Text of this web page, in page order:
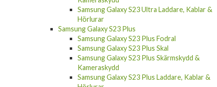
Samsung Galaxy S23 Ultra Laddare, Kablar &
Hörlurar
Samsung Galaxy S23 Plus
Samsung Galaxy S23 Plus Fodral
Samsung Galaxy S23 Plus Skal
Samsung Galaxy S23 Plus Skärmskydd &
Kameraskydd
Samsung Galaxy S23 Plus Laddare, Kablar &